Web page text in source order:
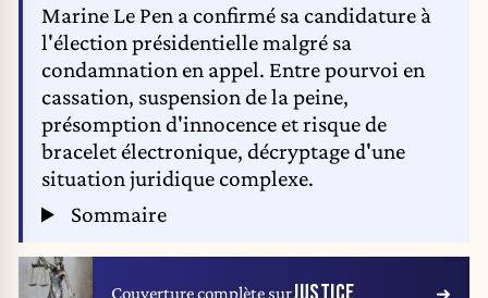
Marine Le Pen a confirmé sa candidature à
l'élection présidentielle malgré sa
condamnation en appel. Entre pourvoi en
cassation, suspension de la peine,
présomption d'innocence et risque de
bracelet électronique, décryptage d'une
situation juridique complexe.
Sommaire
Couverture complète sur